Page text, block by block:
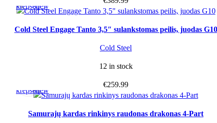
krepšelįview
Cold Steel Engage Tanto 3,5″ sulankstomas peilis, juodas G10
Cold Steel
12 in stock
€259.99
krepšelįview
Samurajų kardas rinkinys raudonas drakonas 4-Part